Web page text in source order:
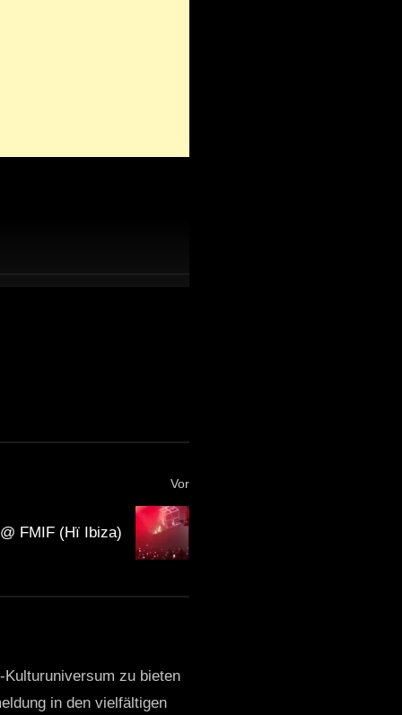
Vor
FMIF (Hï Ibiza)
zu bieten
in den vielfältigen